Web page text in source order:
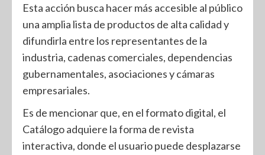
Esta acción busca hacer más accesible al público
una amplia lista de productos de alta calidad y
difundirla entre los representantes de la
industria, cadenas comerciales, dependencias
gubernamentales, asociaciones y cámaras
empresariales.
Es de mencionar que, en el formato digital, el
Catálogo adquiere la forma de revista
interactiva, donde el usuario puede desplazarse